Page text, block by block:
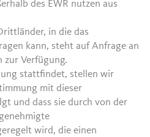
des EWR nutzen aus
in die das
kann, steht auf Anfrage an
zur Verfügung.
stattfindet, stellen wir
mit dieser
und dass sie durch von der
wird, die einen